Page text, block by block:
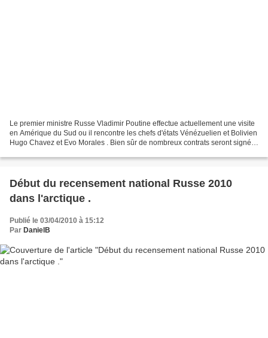
Le premier ministre Russe Vladimir Poutine effectue actuellement une visite
en Amérique du Sud ou il rencontre les chefs d'états Vénézuelien et Bolivien
Hugo Chavez et Evo Morales . Bien sûr de nombreux contrats seront signés
Début du recensement national Russe 2010
dans l'arctique .
Publié le 03/04/2010 à 15:12
Par DanielB